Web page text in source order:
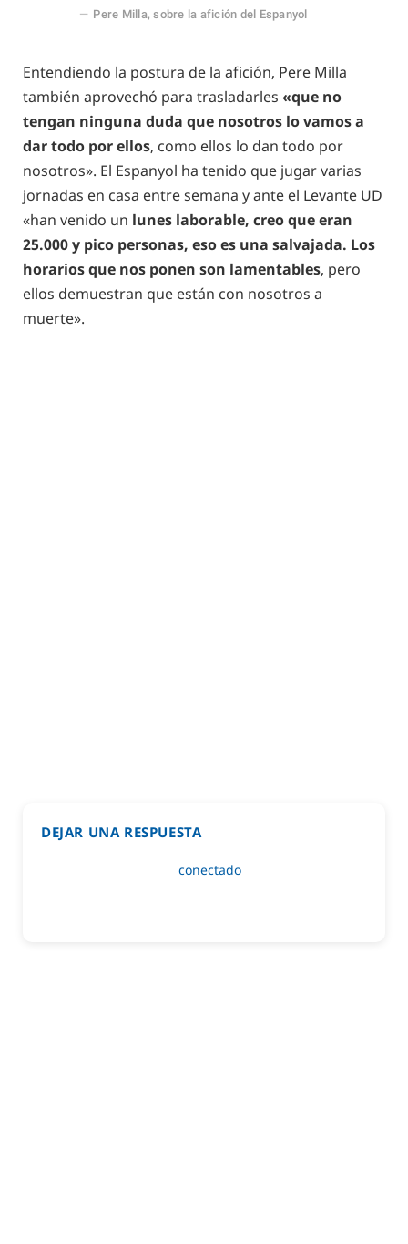
Pere Milla, sobre la afición del Espanyol
Entendiendo la postura de la afición, Pere Milla
también aprovechó para trasladarles «que no
tengan ninguna duda que nosotros lo vamos a
dar todo por ellos, como ellos lo dan todo por
nosotros». El Espanyol ha tenido que jugar varias
jornadas en casa entre semana y ante el Levante UD
«han venido un lunes laborable, creo que eran
25.000 y pico personas, eso es una salvajada. Los
horarios que nos ponen son lamentables, pero
ellos demuestran que están con nosotros a
muerte».
DEJAR UNA RESPUESTA
conectado